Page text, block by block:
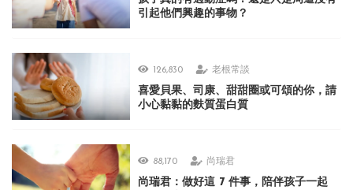
引起他們興趣的事物？
126,830 老根常談
喜愛貝果、司康、甜甜圈或可頌的你，請
小心黏黏的麩質蛋白質
88,170 尚瑞君
尚瑞君：做好這 7 件事，陪伴孩子一起